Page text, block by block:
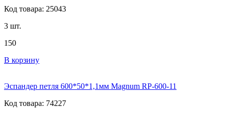
Код товара: 25043
3 шт.
150
В корзину
Эспандер петля 600*50*1,1мм Magnum RP-600-11
Код товара: 74227